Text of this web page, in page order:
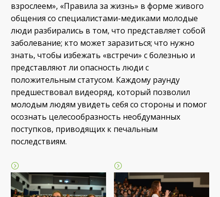
взрослеем», «Правила за жизнь» в форме живого
общения со специалистами-медиками молодые
люди разбирались в том, что представляет собой
заболевание; кто может заразиться; что нужно
знать, чтобы избежать «встречи» с болезнью и
представляют ли опасность люди с
положительным статусом. Каждому раунду
предшествовал видеоряд, который позволил
молодым людям увидеть себя со стороны и помог
осознать целесообразность необдуманных
поступков, приводящих к печальным
последствиям.